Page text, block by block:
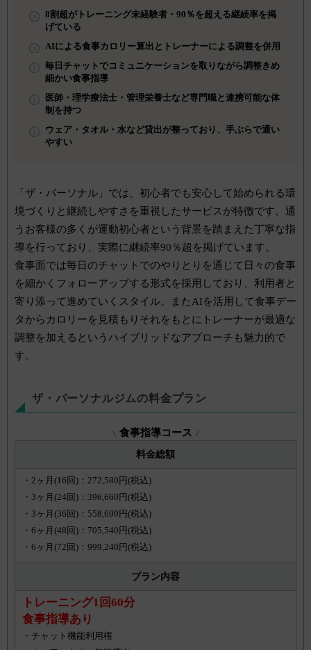
8割超がトレーニング未経験者・90％を超える継続率を掲
げている
AIによる食事カロリー算出とトレーナーによる調整を併用
毎日チャットでコミュニケーションを取りながら調整きめ
細かい食事指導
医師・理学療法士・管理栄養士など専門職と連携可能な体
制を持つ
ウェア・タオル・水など貸出が整っており、手ぶらで通い
やすい
「ザ・パーソナル」では、初心者でも安心して始められる環
境づくりと継続しやすさを重視したサービスが特徴です。通
うお客様の多くが運動初心者という背景を踏まえた丁寧な指
導を行っており、実際に継続率90％超を掲げています。
食事面では毎日のチャットでのやりとりを通じて日々の食事
を細かくフォローアップする形式を採用しており、利用者と
寄り添って進めていくスタイル。またAIを活用して食事デー
タからカロリーを見積もりそれをもとにトレーナーが最適な
調整を加えるというハイブリッドなアプローチも魅力的で
す。
ザ・パーソナルジムの料金プラン
食事指導コース
料金総額
・2ヶ月(16回)：272,580円(税込)
・3ヶ月(24回)：396,660円(税込)
・3ヶ月(36回)：558,690円(税込)
・6ヶ月(48回)：705,540円(税込)
・6ヶ月(72回)：999,240円(税込)
プラン内容
トレーニング1回60分
食事指導あり
・チャット機能利用権